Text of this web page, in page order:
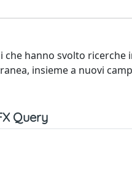
hanno svolto ricerche
insieme a nuovi